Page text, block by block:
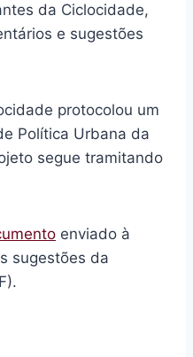
da Ciclocidade,
e sugestões
protocolou um
Política Urbana da
segue tramitando
enviado à
sugestões da